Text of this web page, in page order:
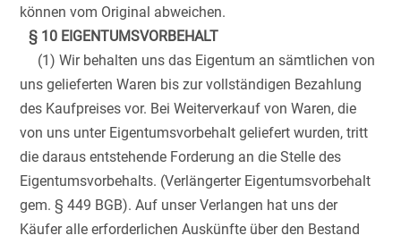
können vom Original abweichen.
§ 10 EIGENTUMSVORBEHALT
(1) Wir behalten uns das Eigentum an sämtlichen von
uns gelieferten Waren bis zur vollständigen Bezahlung
des Kaufpreises vor. Bei Weiterverkauf von Waren, die
von uns unter Eigentumsvorbehalt geliefert wurden, tritt
die daraus entstehende Forderung an die Stelle des
Eigentumsvorbehalts. (Verlängerter Eigentumsvorbehalt
gem. § 449 BGB). Auf unser Verlangen hat uns der
Käufer alle erforderlichen Auskünfte über den Bestand